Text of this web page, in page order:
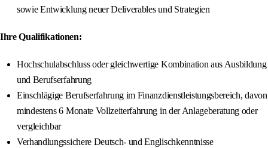
sowie Entwicklung neuer Deliverables und Strategien
Ihre Qualifikationen:
Hochschulabschluss oder gleichwertige Kombination aus Ausbildung
und Berufserfahrung
Einschlägige Berufserfahrung im Finanzdienstleistungsbereich, davon
mindestens 6 Monate Vollzeiterfahrung in der Anlageberatung oder
vergleichbar
Verhandlungssichere Deutsch- und Englischkenntnisse